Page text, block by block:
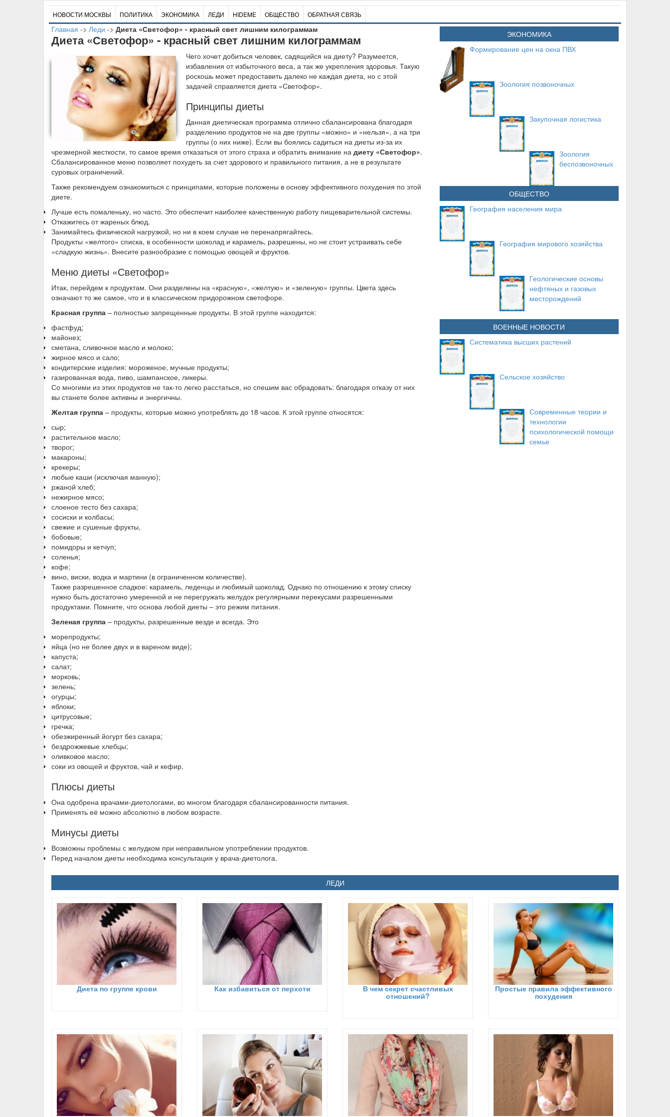
НОВОСТИ МОСКВЫ ПОЛИТИКА ЭКОНОМИКА ЛЕДИ HIDEME ОБЩЕСТВО ОБРАТНАЯ СВЯЗЬ
Главная -> Леди -> Диета «Светофор» - красный свет лишним килограммам
Диета «Светофор» - красный свет лишним килограммам
Чего хочет добиться человек, садящийся на диету? Разумеется,
избавления от избыточного веса, а так же укрепления здоровья. Такую
роскошь может предоставить далеко не каждая диета, но с этой
задачей справляется диета «Светофор».
Принципы диеты
Данная диетическая программа отлично сбалансирована благодаря
разделению продуктов не на две группы «можно» и «нельзя», а на три
группы (о них ниже). Если вы боялись садиться на диеты из-за их
чрезмерной жесткости, то самое время отказаться от этого страха и обратить внимание на диету «Светофор».
Сбалансированное меню позволяет похудеть за счет здорового и правильного питания, а не в результате
суровых ограничений.
Также рекомендуем ознакомиться с принципами, которые положены в основу эффективного похудения по этой
диете.
Лучше есть помаленьку, но часто. Это обеспечит наиболее качественную работу пищеварительной системы.
Откажитесь от жареных блюд.
Занимайтесь физической нагрузкой, но ни в коем случае не перенапрягайтесь.
Продукты «желтого» списка, в особенности шоколад и карамель, разрешены, но не стоит устраивать себе
«сладкую жизнь». Внесите разнообразие с помощью овощей и фруктов.
Меню диеты «Светофор»
Итак, перейдем к продуктам. Они разделены на «красную», «желтую» и «зеленую» группы. Цвета здесь
означают то же самое, что и в классическом придорожном светофоре.
Красная группа – полностью запрещенные продукты. В этой группе находится:
фастфуд;
майонез;
сметана, сливочное масло и молоко;
жирное мясо и сало;
кондитерские изделия: мороженое, мучные продукты;
газированная вода, пиво, шампанское, ликеры.
Со многими из этих продуктов не так-то легко расстаться, но спешим вас обрадовать: благодаря отказу от них
вы станете более активны и энергичны.
Желтая группа – продукты, которые можно употреблять до 18 часов. К этой группе относятся:
сыр;
растительное масло;
творог;
макароны;
крекеры;
любые каши (исключая манную);
ржаной хлеб;
нежирное мясо;
слоеное тесто без сахара;
сосиски и колбасы;
свежие и сушеные фрукты,
бобовые;
помидоры и кетчуп;
соленья;
кофе;
вино, виски, водка и мартини (в ограниченном количестве).
Также разрешенное сладкое: карамель, леденцы и любимый шоколад. Однако по отношению к этому списку
нужно быть достаточно умеренной и не перегружать желудок регулярными перекусами разрешенными
продуктами. Помните, что основа любой диеты – это режим питания.
Зеленая группа – продукты, разрешенные везде и всегда. Это
морепродукты;
яйца (но не более двух и в вареном виде);
капуста;
салат;
морковь;
зелень;
огурцы;
яблоки;
цитрусовые;
гречка;
обезжиренный йогурт без сахара;
бездрожжевые хлебцы;
оливковое масло;
соки из овощей и фруктов, чай и кефир.
Плюсы диеты
Она одобрена врачами-диетологами, во многом благодаря сбалансированности питания.
Применять её можно абсолютно в любом возрасте.
Минусы диеты
Возможны проблемы с желудком при неправильном употреблении продуктов.
Перед началом диеты необходима консультация у врача-диетолога.
ЭКОНОМИКА
Формирование цен на окна ПВХ
Зоология позвоночных
Закупочная логистика
Зоология
беспозвоночных
ОБЩЕСТВО
География населения мира
География мирового хозяйства
Геологические основы
нефтяных и газовых
месторождений
ВОЕННЫЕ НОВОСТИ
Систематика высших растений
Сельское хозяйство
Современные теории и
технологии
психологической помощи
семье
ЛЕДИ
Диета по группе крови Как избавиться от перхоти В чем секрет счастливых
отношений?
Простые правила эффективного
похудения